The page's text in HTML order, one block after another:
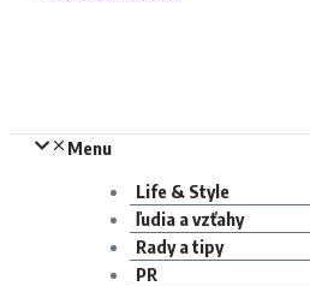
Menu
Life & Style
ľudia a vzťahy
Rady a tipy
PR